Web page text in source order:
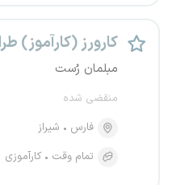
کارورز (کارآموز)
مبلمان رُست
منقضی شده
فارس
شیراز
تمام وقت
کارآموزی